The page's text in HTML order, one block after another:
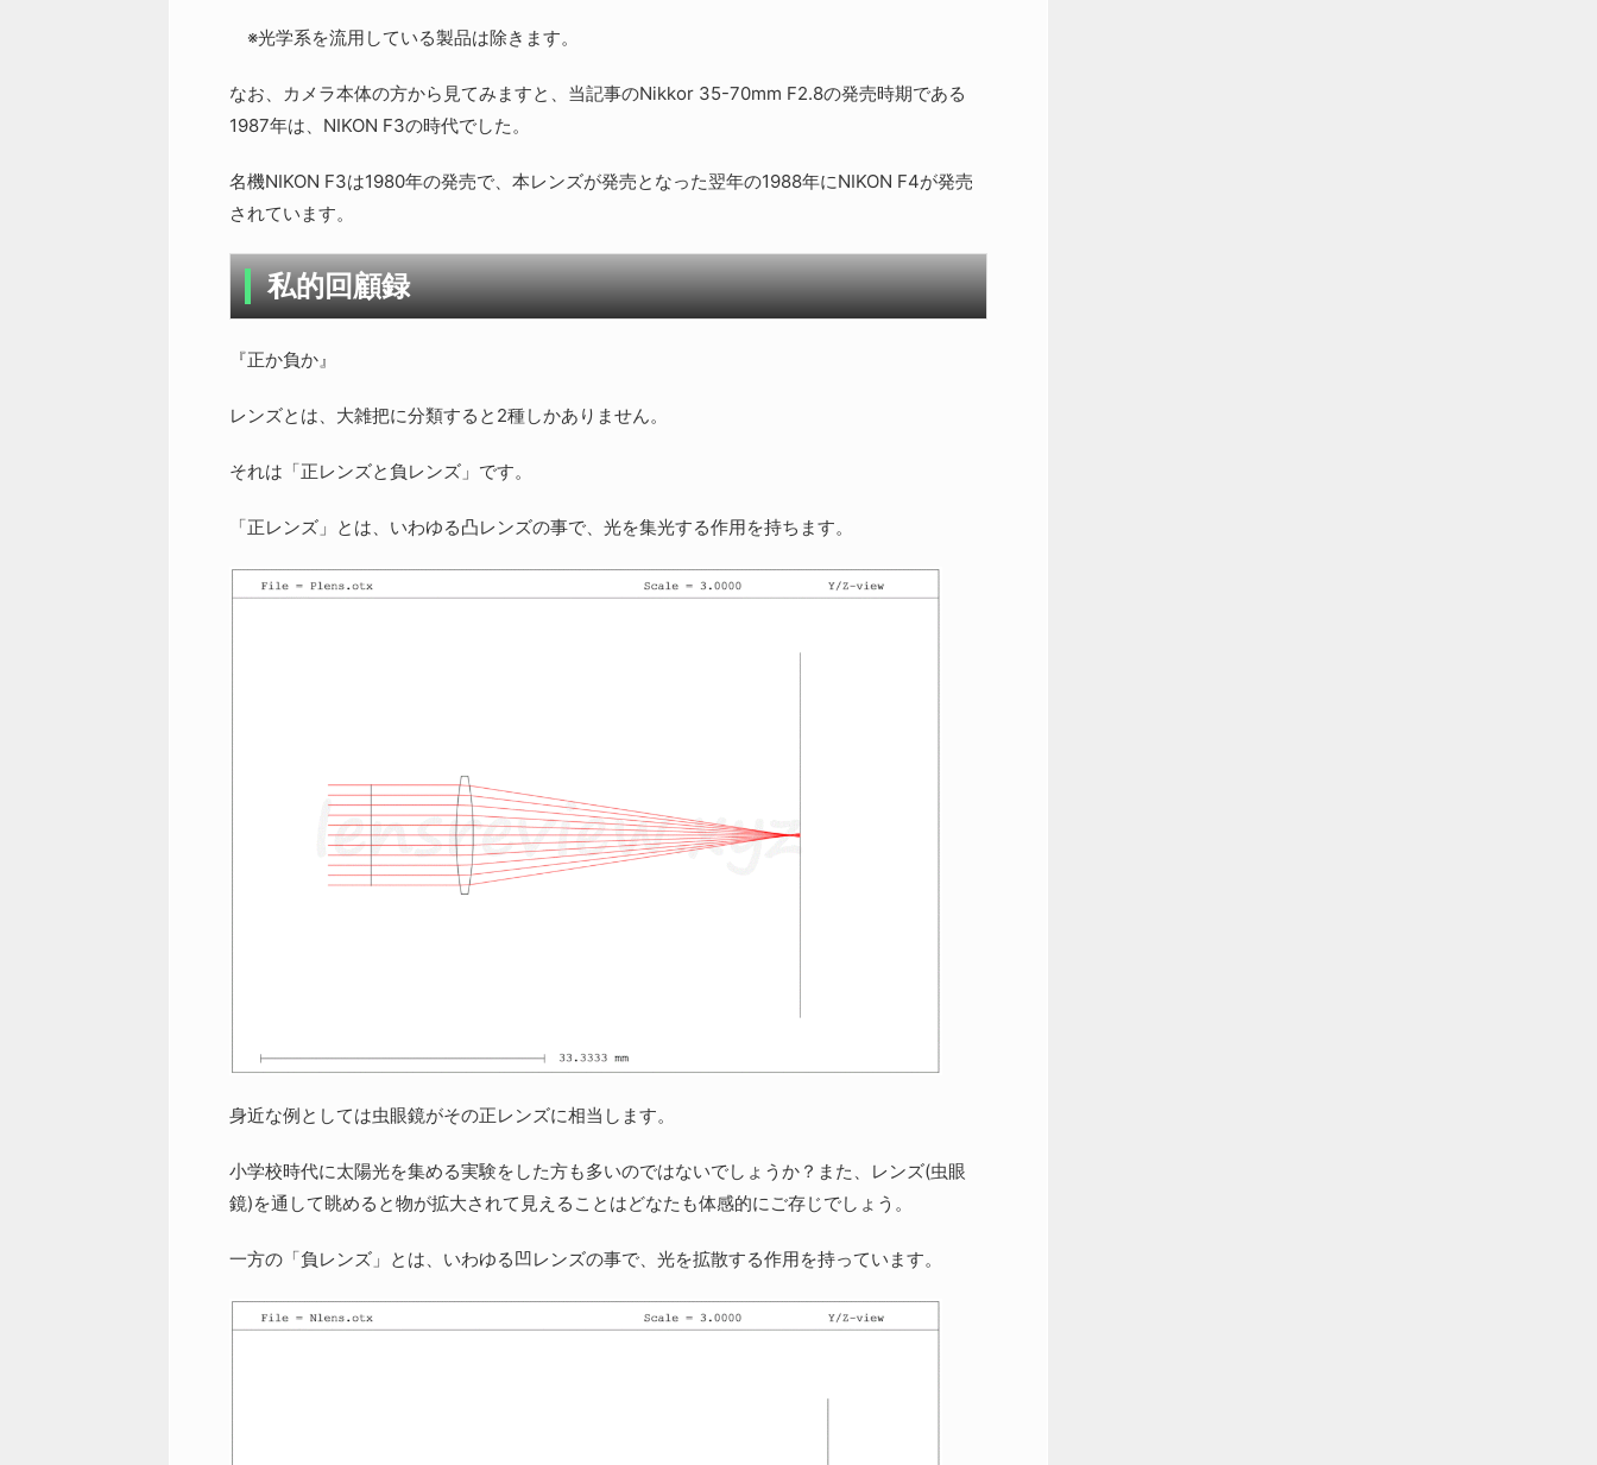
※光学系を流用している製品は除きます。
なお、カメラ本体の方から見てみますと、当記事のNikkor 35-70mm F2.8の発売時期である
1987年は、NIKON F3の時代でした。
名機NIKON F3は1980年の発売で、本レンズが発売となった翌年の1988年にNIKON F4が発売
されています。
私的回顧録
『正か負か』
レンズとは、大雑把に分類すると2種しかありません。
それは「正レンズと負レンズ」です。
「正レンズ」とは、いわゆる凸レンズの事で、光を集光する作用を持ちます。
身近な例としては虫眼鏡がその正レンズに相当します。
小学校時代に太陽光を集める実験をした方も多いのではないでしょうか？また、レンズ(虫眼
鏡)を通して眺めると物が拡大されて見えることはどなたも体感的にご存じでしょう。
一方の「負レンズ」とは、いわゆる凹レンズの事で、光を拡散する作用を持っています。